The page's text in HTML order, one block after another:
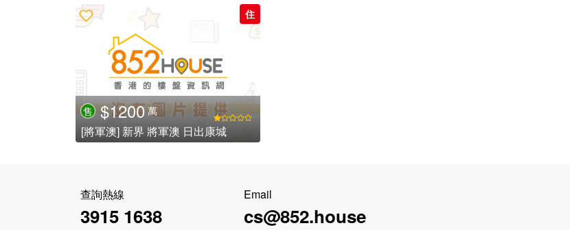
住
售 $1200 萬
[將軍澳] 新界 將軍澳 日出康城
查詢熱線
3915 1638
Email
cs@852.house